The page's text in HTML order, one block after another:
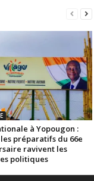
à Yopougon :
préparatifs du 66e
ravivent les
politiques